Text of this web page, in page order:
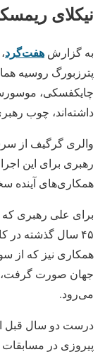
نیکلای
به گزارش هفت‌گرد
پترزبورگ روسیه
چایکفسکی،
داشته‌اند، چوب
والری گرگیف از
رهبری برای این
همکاری‌های آینده
برای علی رهبری
۴۵ سال گذشته در
همکاری نیز که از
جهان صورت گرفت،
می‌رود.
درست دو سال قبل
پیروزی در